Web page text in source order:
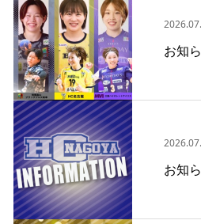
お知
お知